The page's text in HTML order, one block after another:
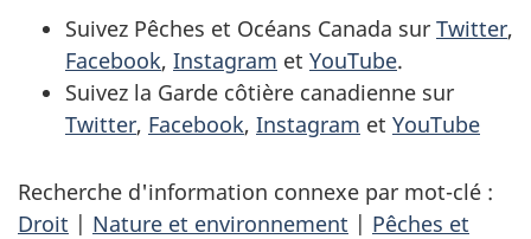
Suivez Pêches et Océans Canada sur Twitter,
Facebook, Instagram et YouTube.
Suivez la Garde côtière canadienne sur
Twitter, Facebook, Instagram et YouTube
Recherche d'information connexe par mot-clé :
Droit | Nature et environnement | Pêches et